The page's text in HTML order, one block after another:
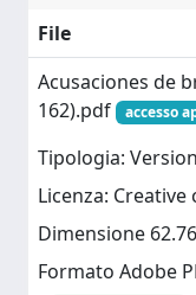
File
Acusaciones de
162).pdf
accesso
Tipologia:
Licenza:
Dimensione
Formato Adobe